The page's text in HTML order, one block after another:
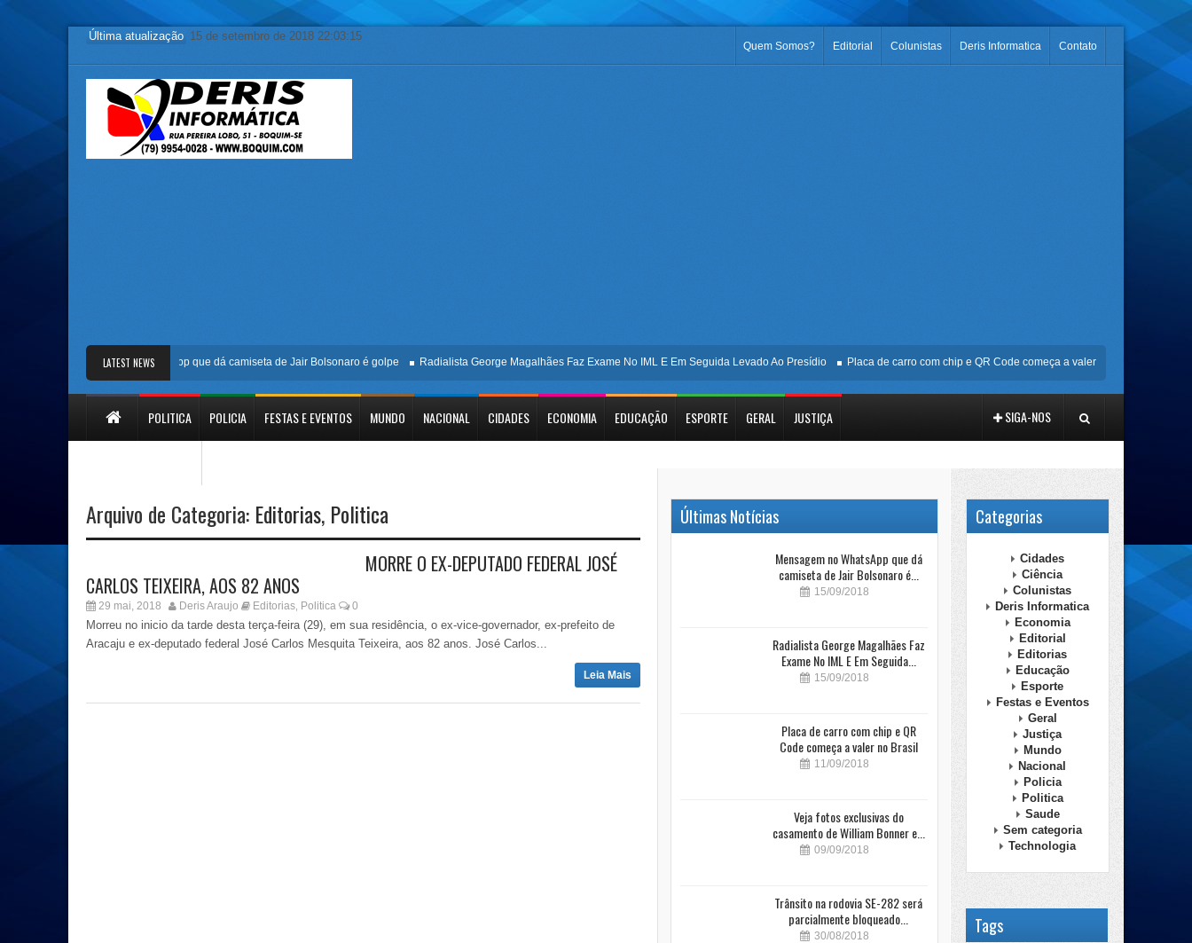
Última atualização 15 de setembro de 2018 22:03:15
Quem Somos? Editorial Colunistas Deris Informatica Contato
LATEST NEWS
Mensagem no WhatsApp que dá camiseta de Jair Bolsonaro é golpe Radialista George Magalhães Faz Exame No IML E Em Seguida Levado Ao Presídio Placa de carro com chip e QR Code começa a valer no Brasil
POLITICA POLICIA FESTAS E EVENTOS MUNDO NACIONAL CIDADES ECONOMIA EDUCAÇÃO ESPORTE GERAL JUSTIÇA SIGA-NOS
Arquivo de Categoria: Editorias, Politica
MORRE O EX-DEPUTADO FEDERAL JOSÉ
CARLOS TEIXEIRA, AOS 82 ANOS
29 mai, 2018 Deris Araujo Editorias Politica 0
Morreu no inicio da tarde desta terça-feira (29), em sua residência, o ex-vice-governador, ex-prefeito de
Aracaju e ex-deputado federal José Carlos Mesquita Teixeira, aos 82 anos. José Carlos...
Leia Mais
Últimas Notícias
Mensagem no WhatsApp que dá
camiseta de Jair Bolsonaro é...
15/09/2018
Radialista George Magalhães Faz
Exame No IML E Em Seguida...
15/09/2018
Placa de carro com chip e QR
Code começa a valer no Brasil
11/09/2018
Veja fotos exclusivas do
casamento de William Bonner e...
09/09/2018
Trânsito na rodovia SE-282 será
parcialmente bloqueado...
30/08/2018
Categorias
Cidades
Ciência
Colunistas
Deris Informatica
Economia
Editorial
Editorias
Educação
Esporte
Festas e Eventos
Geral
Justiça
Mundo
Nacional
Policia
Politica
Saude
Sem categoria
Technologia
Tags